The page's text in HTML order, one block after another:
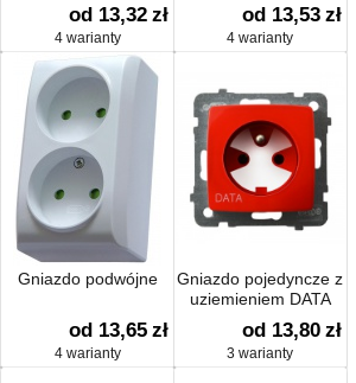
od 13,32 zł
4 warianty
od 13,53 zł
4 warianty
Gniazdo podwójne
od 13,65 zł
4 warianty
Gniazdo pojedyncze z
uziemieniem DATA
od 13,80 zł
3 warianty